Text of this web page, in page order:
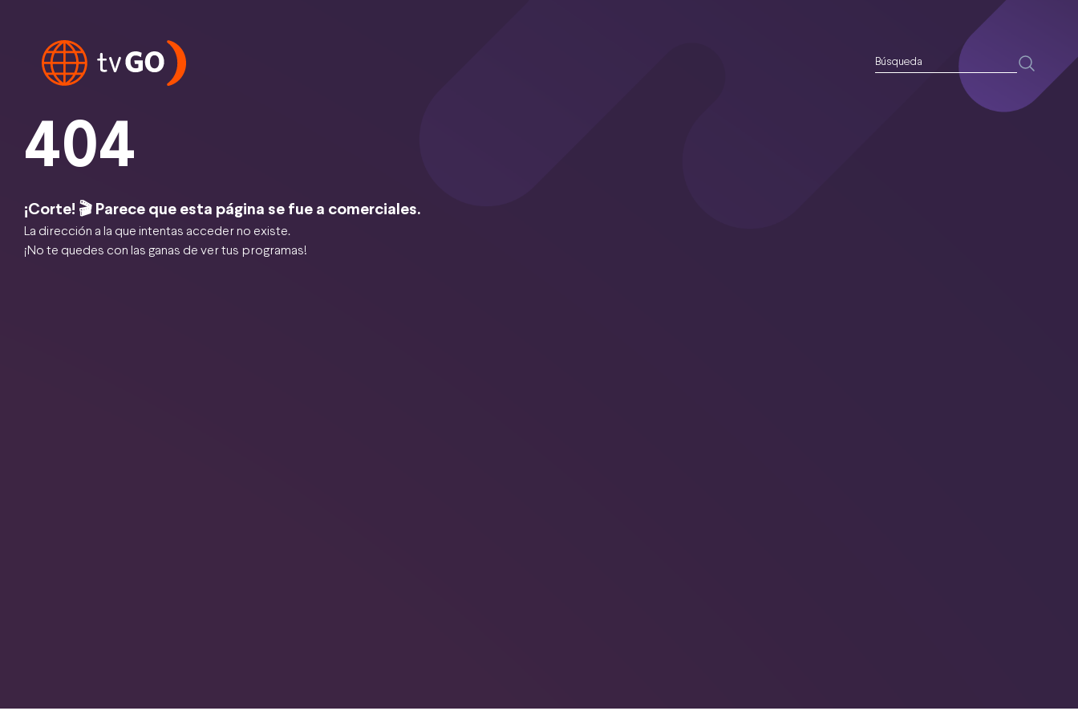
404
¡Corte! 🎬 Parece que esta página se fue a comerciales.
La dirección a la que intentas acceder no existe.
¡No te quedes con las ganas de ver tus programas!